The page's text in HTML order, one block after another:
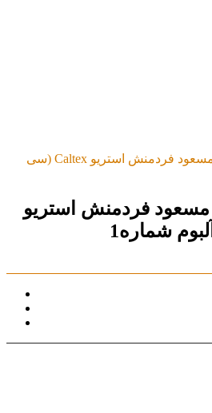
سیاوش قمیشی و مسعود فردمنش استریو Caltex (سی
فردمنش استریو